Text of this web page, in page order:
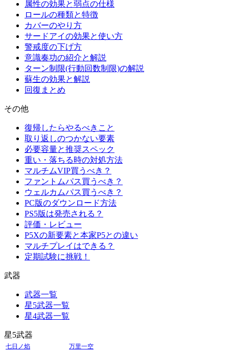
属性の効果と弱点の仕様
ロールの種類と特徴
カバーのやり方
サードアイの効果と使い方
警戒度の下げ方
意識奏功の紹介と解説
ターン制限(行動回数制限)の解説
蘇生の効果と解説
回復まとめ
その他
復帰したらやるべきこと
取り返しのつかない要素
必要容量と推奨スペック
重い・落ちる時の対処方法
マルチムVIP買うべき？
ファントムパス買うべき？
ウェルカムパス買うべき？
PC版のダウンロード方法
PS5版は発売される？
評価・レビュー
P5Xの新要素と本家P5との違い
マルチプレイはできる？
定期試験に挑戦！
武器
武器一覧
星5武器一覧
星4武器一覧
星5武器
七日ノ焰
万里一空